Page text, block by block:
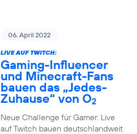
06. April 2022
LIVE AUF TWITCH:
Gaming-Influencer
und Minecraft-Fans
bauen das „Jedes-
Zuhause“ von O2
Neue Challenge für Gamer: Live
auf Twitch bauen deutschlandweit